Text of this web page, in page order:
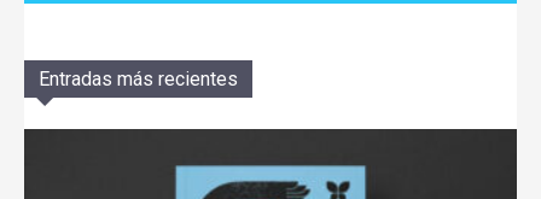
Entradas más recientes